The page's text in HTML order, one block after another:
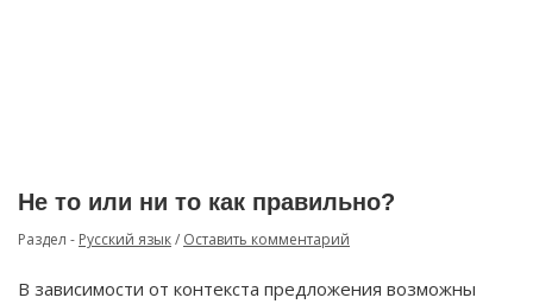
Не то или ни то как правильно?
Раздел - Русский язык/ Оставить комментарий
В зависимости от контекста предложения возможны